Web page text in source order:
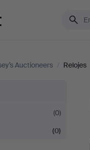
Auctioneers / Relojes
(0)
(0)